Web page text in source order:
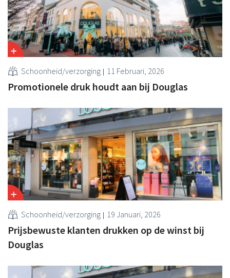
Schoonheid/verzorging 11 Februari, 2026
Promotionele druk houdt aan bij Douglas
Schoonheid/verzorging 19 Januari, 2026
Prijsbewuste klanten drukken op de winst bij
Douglas